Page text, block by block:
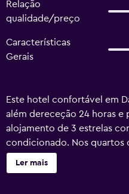
Relação
qualidade/preço
Características
Gerais
Este hotel confortável em
além dereceção 24 horas e
alojamento de 3 estrelas
condicionado. Nos quartos
bar, água engarrafada e
oferecem cofre no quarto,
Ler mais